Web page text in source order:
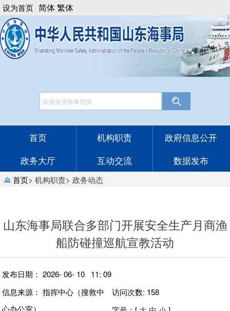
设为首页 简体繁体
网站工作年报 English 法律顾问 邮箱登录
首页 机构职责
政府信息公开
政务大厅
互动交流 数据发布
首页> 机构职责> 政务动态
山东海事局联合多部门开展安全生产月商渔
船防碰撞巡航宣教活动
发布日期： 2026- 06- 10 11: 09
信息来源： 指挥中心（搜救中
心办公室）
访问次数: 158